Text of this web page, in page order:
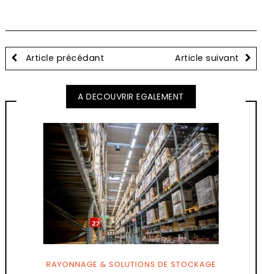
Article précédant Article suivant
A DECOUVRIR EGALEMENT
RAYONNAGE & SOLUTIONS DE STOCKAGE